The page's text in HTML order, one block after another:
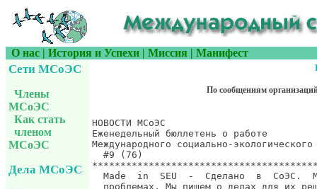
О нас | История и Успехи | Миссия | Манифест
Сети МСоЭС
Члены
МСоЭС
Как стать
членом
МСоЭС
Дела МСоЭС
По сообщениям